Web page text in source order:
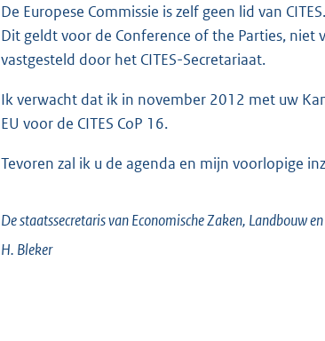
De Europese Commissie is zelf geen lid van
Dit geldt voor de Conference of the Parties,
vastgesteld door het CITES-Secretariaat.
Ik verwacht dat ik in november 2012 met uw
EU voor de CITES CoP 16.
Tevoren zal ik u de agenda en mijn voorlopige
De staatssecretaris van Economische Zaken, Landbouw
H. Bleker